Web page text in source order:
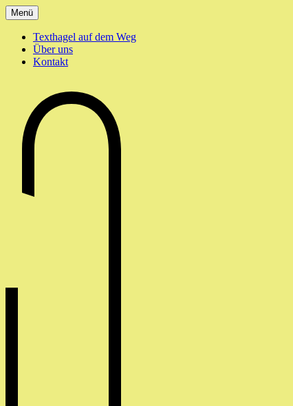
Zum
Inhalt
springen
Menü
Texthagel auf dem Weg
Über uns
Kontakt
texthagel.de